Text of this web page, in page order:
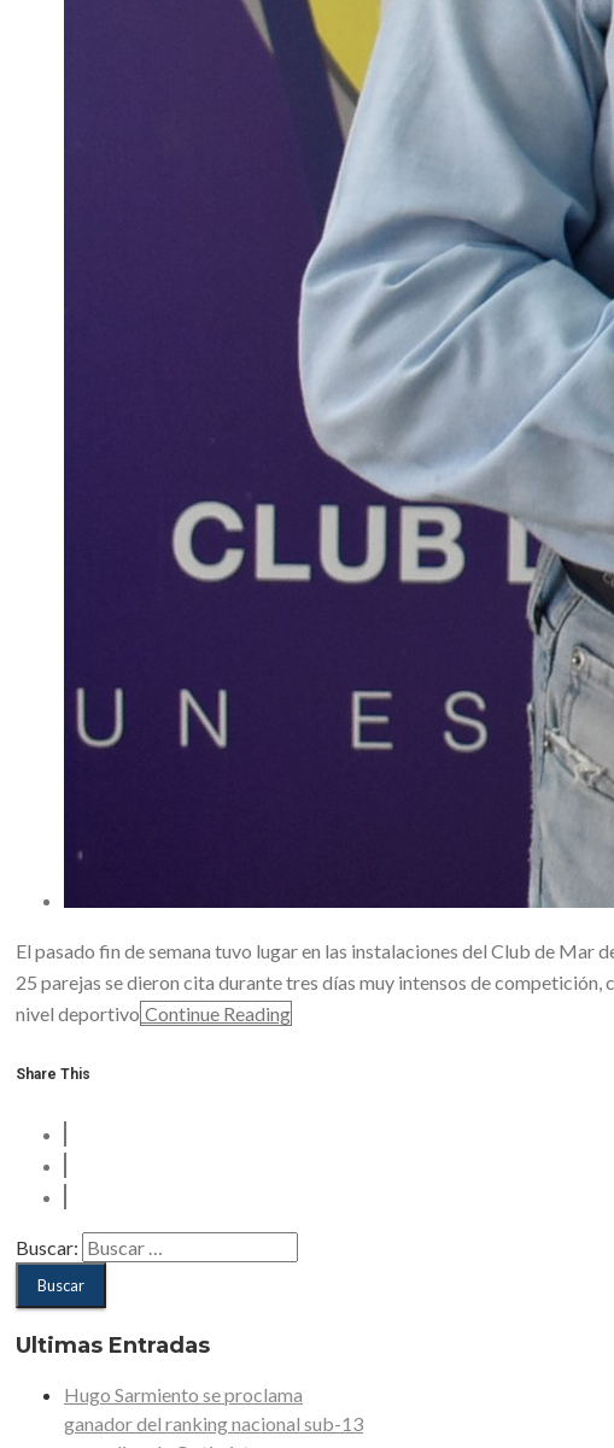
El pasado fin de semana tuvo lugar en las instalaciones del Club de
25 parejas se dieron cita durante tres días muy intensos de
nivel deportivo Continue Reading
Share This
Buscar:
Ultimas Entradas
Hugo Sarmiento se proclama
ganador del ranking nacional sub-13